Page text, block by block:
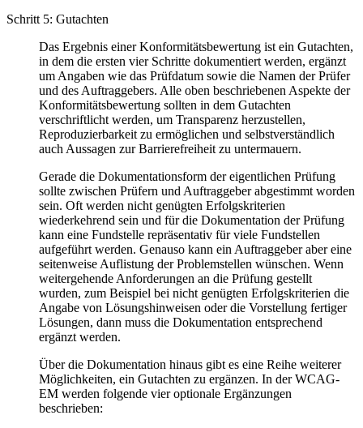
Schritt 5: Gutachten
Das Ergebnis einer Konformitätsbewertung ist ein Gutachten,
in dem die ersten vier Schritte dokumentiert werden, ergänzt
um Angaben wie das Prüfdatum sowie die Namen der Prüfer
und des Auftraggebers. Alle oben beschriebenen Aspekte der
Konformitätsbewertung sollten in dem Gutachten
verschriftlicht werden, um Transparenz herzustellen,
Reproduzierbarkeit zu ermöglichen und selbstverständlich
auch Aussagen zur Barrierefreiheit zu untermauern.
Gerade die Dokumentationsform der eigentlichen Prüfung
sollte zwischen Prüfern und Auftraggeber abgestimmt worden
sein. Oft werden nicht genügten Erfolgskriterien
wiederkehrend sein und für die Dokumentation der Prüfung
kann eine Fundstelle repräsentativ für viele Fundstellen
aufgeführt werden. Genauso kann ein Auftraggeber aber eine
seitenweise Auflistung der Problemstellen wünschen. Wenn
weitergehende Anforderungen an die Prüfung gestellt
wurden, zum Beispiel bei nicht genügten Erfolgskriterien die
Angabe von Lösungshinweisen oder die Vorstellung fertiger
Lösungen, dann muss die Dokumentation entsprechend
ergänzt werden.
Über die Dokumentation hinaus gibt es eine Reihe weiterer
Möglichkeiten, ein Gutachten zu ergänzen. In der WCAG-
EM werden folgende vier optionale Ergänzungen
beschrieben: